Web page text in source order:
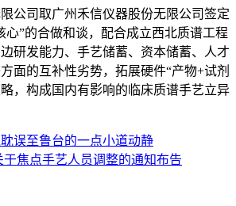
司取广州禾信仪器股份无限公司签定
心”的合做和谈，配合成立西北质谱工程
研发能力、手艺储蓄、资本储蓄、人才
面的互补性劣势，拓展硬件“产物+试剂
，构成国内有影响的临床质谱手艺立异
误至鲁台的一点小道动静
于焦点手艺人员调整的通知布告